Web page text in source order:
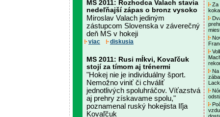
MS 2011: Rozhodca Valach stavia
nedeľňajší zápas o bronz vysoko
Miroslav Valach jediným
zástupcom Slovenska v záverečný
deň MS v hokeji
viac diskusia
MS 2011: Rusi mĺkvi, Kovaľčuk
stojí za tímom aj trénermi
"Hokej nie je individuálny šport.
Nemožno viniť či chváliť
jednotlivých spoluhráčov. Víťazstvá
aj prehry získavame spolu,"
poznamenal ruský hokejista Iľja
Kovaľčuk
Za